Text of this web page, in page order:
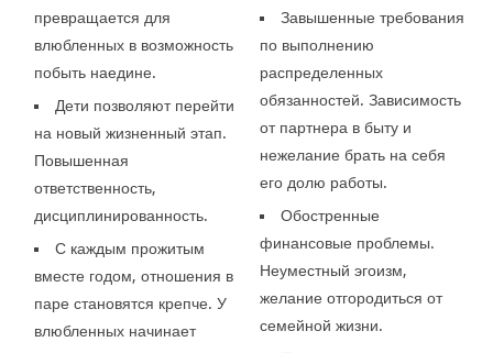
превращается для
влюбленных в возможность
побыть наедине.
Дети позволяют перейти
на новый жизненный этап.
Повышенная
ответственность,
дисциплинированность.
С каждым прожитым
вместе годом, отношения в
паре становятся крепче. У
влюбленных начинает
Завышенные требования
по выполнению
распределенных
обязанностей. Зависимость
от партнера в быту и
нежелание брать на себя
его долю работы.
Обостренные
финансовые проблемы.
Неуместный эгоизм,
желание отгородиться от
семейной жизни.